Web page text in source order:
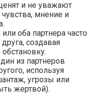
и не уважают
мнение и
оба партнера часто
создавая
из партнеров
используя
угрозы или
жертвой).